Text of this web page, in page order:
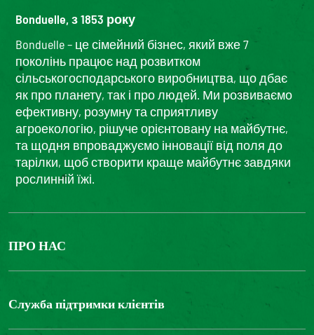
Bonduelle, з 1853 року
Bonduelle – це сімейний бізнес, який вже 7
поколінь працює над розвитком
сільськогосподарського виробництва, що дбає
як про планету, так і про людей. Ми розвиваємо
ефективну, розумну та сприятливу
агроекологію, рішуче орієнтовану на майбутнє,
та щодня впроваджуємо інновації від поля до
тарілки, щоб створити краще майбутнє завдяки
рослинній їжі.
ПРО НАС
The Bonduelle group
Служба підтримки клієнтів
Зв'яжіться з нами